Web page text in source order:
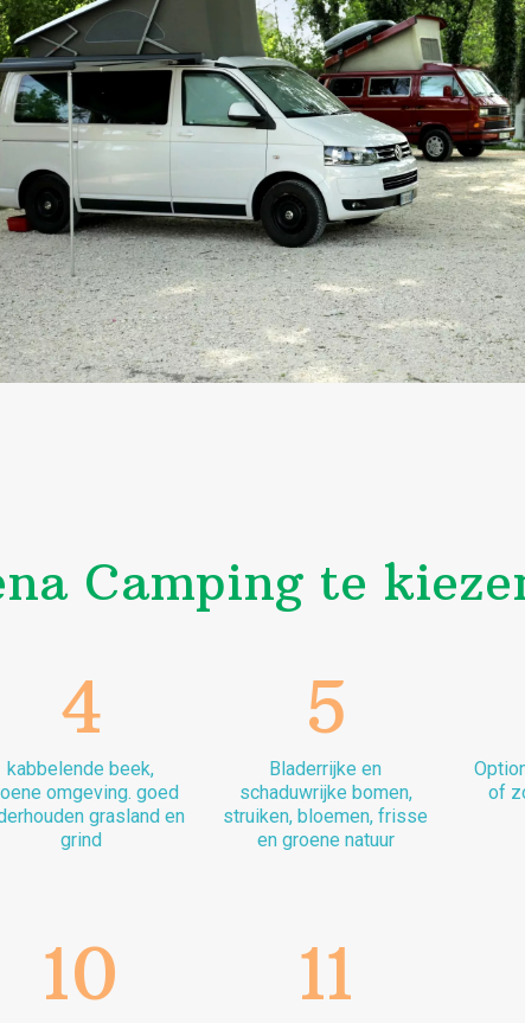
Camping te
4
kabbelende beek,
omgeving. goed
grasland en
grind
5
Bladerrijke en
schaduwrijke bomen,
struiken, bloemen, frisse
en groene natuur
of
10 11